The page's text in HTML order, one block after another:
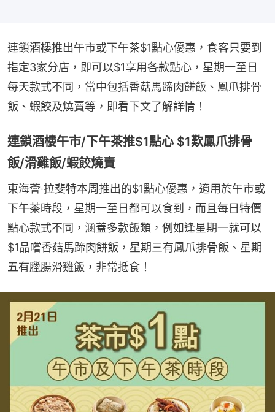
連鎖酒樓推出午市或下午茶$1點心優惠，食客只要到
指定3家分店，即可以$1享用各款點心，星期一至日
每天款式不同，當中包括香菇馬蹄肉餅飯、鳳爪排骨
飯、蝦餃及燒賣等，即看下文了解詳情！
連鎖酒樓午市/下午茶推$1點心 $1歎鳳爪排骨
飯/滑雞飯/蝦餃燒賣
東海薈‧拉斐特本周推出的$1點心優惠，適用於午市或
下午茶時段，星期一至日都可以食到，而且每日特價
點心款式不同，涵蓋多款飯類，例如逢星期一就可以
$1品嚐香菇馬蹄肉餅飯，星期三有鳳爪排骨飯、星期
五有臘腸滑雞飯，非常抵食！